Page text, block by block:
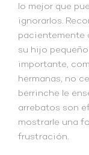
lo mejor que
ignorarlos.
pacientemente
su hijo
importante,
hermanas, no
berrinche le
arrebatos son
mostrarle una
frustración.